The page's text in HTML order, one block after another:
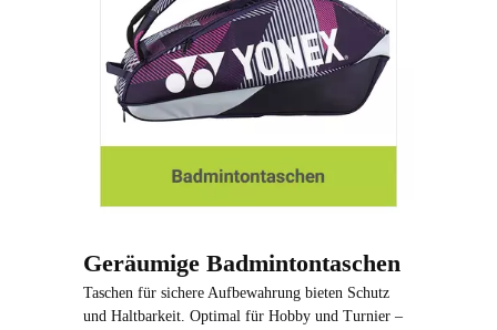
Geräumige Badmintontaschen
Taschen für sichere Aufbewahrung bieten Schutz
und Haltbarkeit. Optimal für Hobby und Turnier –